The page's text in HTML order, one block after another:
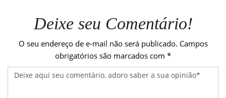
Deixe seu Comentário!
O seu endereço de e-mail não será publicado. Campos
obrigatórios são marcados com *